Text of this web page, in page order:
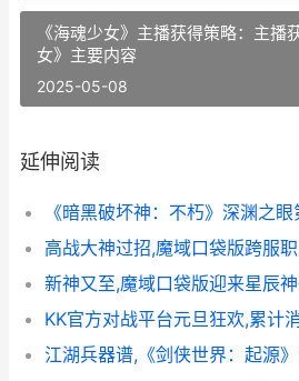
《海魂少女》主播获得策略：主播
女》主要内容
2025-05-08
延伸阅读